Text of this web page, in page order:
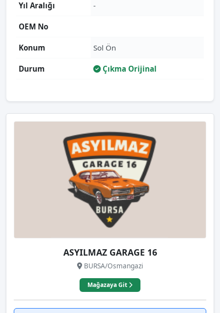
Yıl Aralığı -
OEM No
Konum Sol Ön
Durum Çıkma Orijinal
ASYILMAZ GARAGE 16
BURSA/Osmangazi
Mağazaya Git